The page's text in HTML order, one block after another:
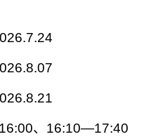
、16:10—17:40